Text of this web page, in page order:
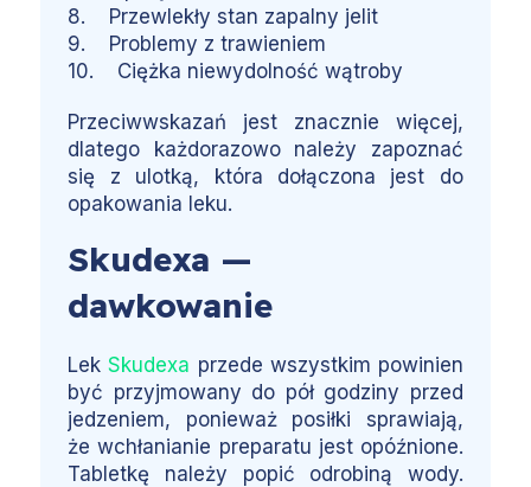
8. Przewlekły stan zapalny jelit
9. Problemy z trawieniem
10. Ciężka niewydolność wątroby
Przeciwwskazań jest znacznie więcej,
dlatego każdorazowo należy zapoznać
się z ulotką, która dołączona jest do
opakowania leku.
Skudexa —
dawkowanie
LekSkudexa przede wszystkim powinien
być przyjmowany do pół godziny przed
jedzeniem, ponieważ posiłki sprawiają,
że wchłanianie preparatu jest opóźnione.
Tabletkę należy popić odrobiną wody.